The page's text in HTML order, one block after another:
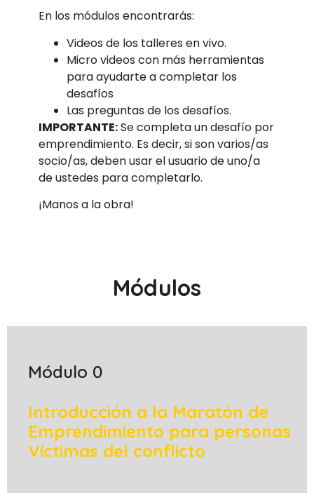
En los módulos encontrarás:
Videos de los talleres en vivo.
Micro videos con más herramientas
para ayudarte a completar los
desafíos
Las preguntas de los desafíos.
IMPORTANTE:Se completa un desafío por
emprendimiento. Es decir, si son varios/as
socio/as, deben usar el usuario de uno/a
de ustedes para completarlo.
¡Manos a la obra!
Módulos
Módulo 0
Introducción a la Maratón de
Emprendimiento para personas
Víctimas del conflicto